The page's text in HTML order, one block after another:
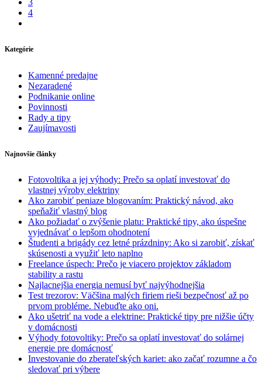
3
4
Kategórie
Kamenné predajne
Nezaradené
Podnikanie online
Povinnosti
Rady a tipy
Zaujímavosti
Najnovšie články
Fotovoltika a jej výhody: Prečo sa oplatí investovať do
vlastnej výroby elektriny
Ako zarobiť peniaze blogovaním: Praktický návod, ako
speňažiť vlastný blog
Ako požiadať o zvýšenie platu: Praktické tipy, ako úspešne
vyjednávať o lepšom ohodnotení
Študenti a brigády cez letné prázdniny: Ako si zarobiť, získať
skúsenosti a využiť leto naplno
Freelance úspech: Prečo je viacero projektov základom
stability a rastu
Najlacnejšia energia nemusí byť najvýhodnejšia
Test trezorov: Väčšina malých firiem rieši bezpečnosť až po
prvom probléme. Nebuďte ako oni.
Ako ušetriť na vode a elektrine: Praktické tipy pre nižšie účty
v domácnosti
Výhody fotovoltiky: Prečo sa oplatí investovať do solárnej
energie pre domácnosť
Investovanie do zberateľských kariet: ako začať rozumne a čo
sledovať pri výbere